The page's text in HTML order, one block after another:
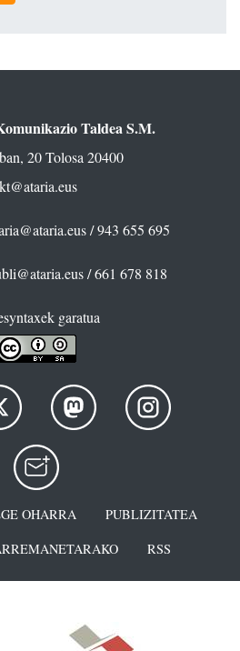
Taldea S.M.
20 Tolosa 20400
/ 943 655 695
/ 661 678 818
garatua
OHARRA
PUBLIZITATEA
RSS